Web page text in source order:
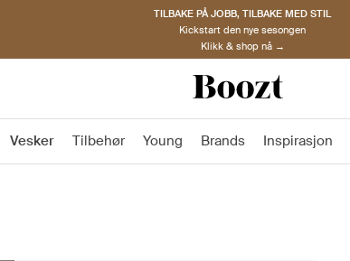
TILBAKE PÅ JOBB, TILBAKE MED STIL
Kickstart den nye sesongen
Klikk & shop nå →
Vesker Tilbehør Young Brands Inspirasjon